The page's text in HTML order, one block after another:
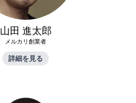
山田 進太郎
メルカリ創業者
詳細を見る